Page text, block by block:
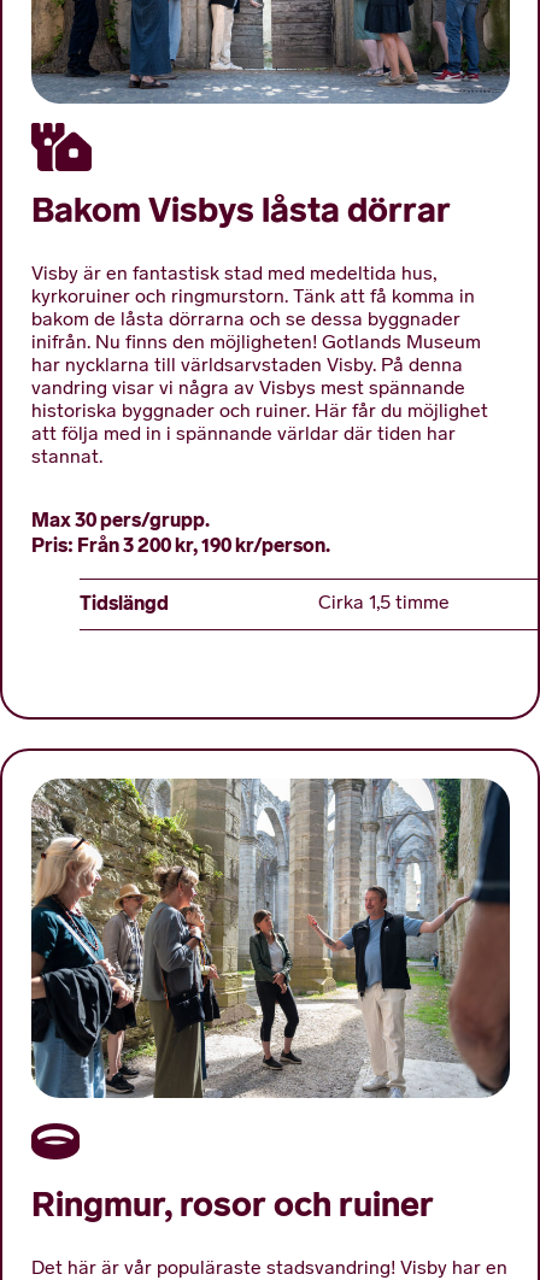
Bakom Visbys låsta dörrar
Visby är en fantastisk stad med medeltida hus,
kyrkoruiner och ringmurstorn. Tänk att få komma in
bakom de låsta dörrarna och se dessa byggnader
inifrån. Nu finns den möjligheten! Gotlands Museum
har nycklarna till världsarvstaden Visby. På denna
vandring visar vi några av Visbys mest spännande
historiska byggnader och ruiner. Här får du möjlighet
att följa med in i spännande världar där tiden har
stannat.
Max 30 pers/grupp.
Pris: Från 3 200 kr, 190 kr/person.
Tidslängd Cirka 1,5 timme
Ringmur, rosor och ruiner
Det här är vår populäraste stadsvandring! Visby har en